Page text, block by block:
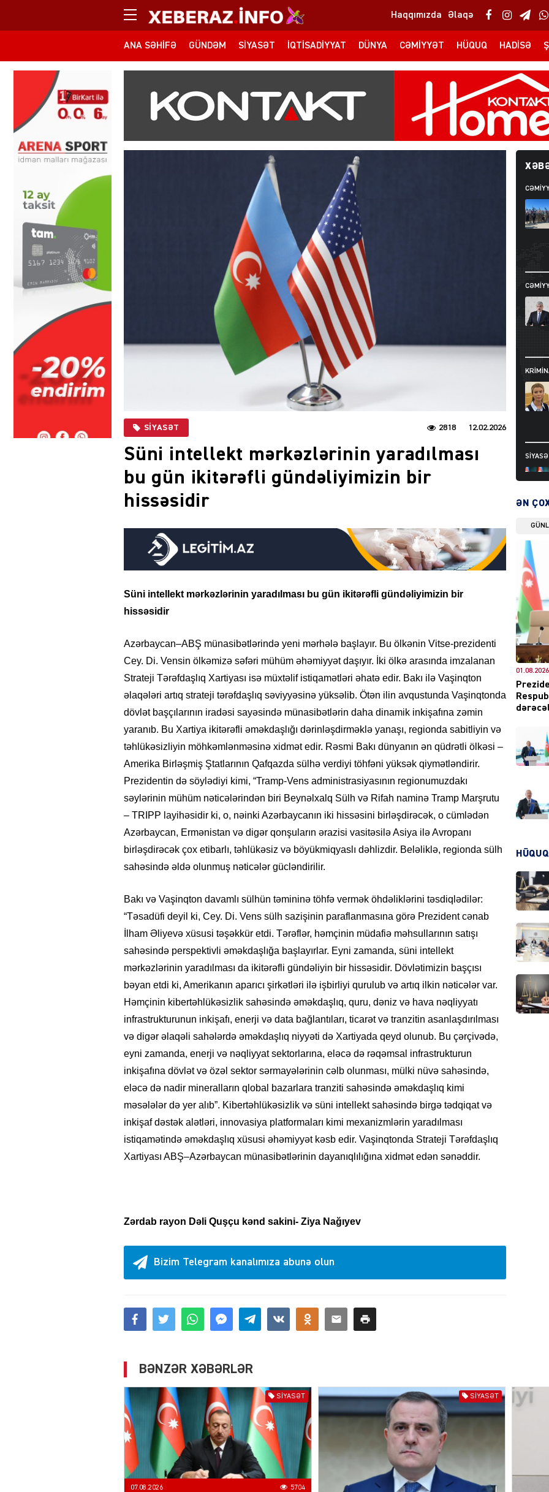
Haqqımızda Əlaqə
ANA SƏHIFƏ GÜNDƏM SIYASƏT İQTISADIYYAT DÜNYA CƏMIYYƏT HÜQUQ HADISƏ
SIYASƏT 12.02.2026
2818
Süni intellekt mərkəzlərinin yaradılması
bu gün ikitərəfli gündəliyimizin bir
hissəsidir
Süni intellekt mərkəzlərinin yaradılması bu gün ikitərəfli gündəliyimizin bir
hissəsidir
Azərbaycan–ABŞ münasibətlərində yeni mərhələ başlayır. Bu ölkənin Vitse-prezidenti
Cey. Di. Vensin ölkəmizə səfəri mühüm əhəmiyyət daşıyır. İki ölkə arasında imzalanan
Strateji Tərəfdaşlıq Xartiyası isə müxtəlif istiqamətləri əhatə edir. Bakı ilə Vaşinqton
əlaqələri artıq strateji tərəfdaşlıq səviyyəsinə yüksəlib. Ötən ilin avqustunda Vaşinqtonda
dövlət başçılarının iradəsi sayəsində münasibətlərin daha dinamik inkişafına zəmin
yaranıb. Bu Xartiya ikitərəfli əməkdaşlığı dərinləşdirməklə yanaşı, regionda sabitliyin və
təhlükəsizliyin möhkəmlənməsinə xidmət edir. Rəsmi Bakı dünyanın ən qüdrətli ölkəsi –
Amerika Birləşmiş Ştatlarının Qafqazda sülhə verdiyi töhfəni yüksək qiymətləndirir.
Prezidentin də söylədiyi kimi, “Tramp-Vens administrasiyasının regionumuzdakı
səylərinin mühüm nəticələrindən biri Beynəlxalq Sülh və Rifah naminə Tramp Marşrutu
– TRIPP layihəsidir ki, o, nəinki Azərbaycanın iki hissəsini birləşdirəcək, o cümlədən
Azərbaycan, Ermənistan və digər qonşuların ərazisi vasitəsilə Asiya ilə Avropanı
birləşdirəcək çox etibarlı, təhlükəsiz və böyükmiqyaslı dəhlizdir. Beləliklə, regionda sülh
sahəsində əldə olunmuş nəticələr gücləndirilir.
Bakı və Vaşinqton davamlı sülhün təmininə töhfə vermək öhdəliklərini təsdiqlədilər:
“Təsadüfi deyil ki, Cey. Di. Vens sülh sazişinin paraflanmasına görə Prezident cənab
İlham Əliyevə xüsusi təşəkkür etdi. Tərəflər, həmçinin müdafiə məhsullarının satışı
sahəsində perspektivli əməkdaşlığa başlayırlar. Eyni zamanda, süni intellekt
mərkəzlərinin yaradılması da ikitərəfli gündəliyin bir hissəsidir. Dövlətimizin başçısı
bəyan etdi ki, Amerikanın aparıcı şirkətləri ilə işbirliyi qurulub və artıq ilkin nəticələr var.
Həmçinin kibertəhlükəsizlik sahəsində əməkdaşlıq, quru, dəniz və hava nəqliyyatı
infrastrukturunun inkişafı, enerji və data bağlantıları, ticarət və tranzitin asanlaşdırılması
və digər əlaqəli sahələrdə əməkdaşlıq niyyəti də Xartiyada qeyd olunub. Bu çərçivədə,
eyni zamanda, enerji və nəqliyyat sektorlarına, eləcə də rəqəmsal infrastrukturun
inkişafına dövlət və özəl sektor sərmayələrinin cəlb olunması, mülki nüvə sahəsində,
eləcə də nadir mineralların qlobal bazarlara tranziti sahəsində əməkdaşlıq kimi
məsələlər də yer alıb”. Kibertəhlükəsizlik və süni intellekt sahəsində birgə tədqiqat və
inkişaf dəstək alətləri, innovasiya platformaları kimi mexanizmlərin yaradılması
istiqamətində əməkdaşlıq xüsusi əhəmiyyət kəsb edir. Vaşinqtonda Strateji Tərəfdaşlıq
Xartiyası ABŞ–Azərbaycan münasibətlərinin dayanıqlılığına xidmət edən sənəddir.
Zərdab rayon Dəli Quşçu kənd sakini- Ziya Nağıyev
Bizim Telegram kanalımıza abunə olun
DÜNYA
DÜNYA
DÜNYA
ƏN
01.08.2026
HÜQUQ
BƏNZƏR XƏBƏRLƏR
SIYASƏT
07.08.2026 5704
SIYASƏT